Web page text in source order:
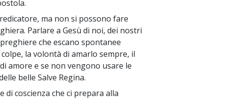
ma non si possono fare
Parlare a Gesù di noi, dei nostri
che escano spontanee
la volontà di amarlo sempre, il
amore e se non vengono usare le
belle Salve Regina.
di coscienza che ci prepara alla